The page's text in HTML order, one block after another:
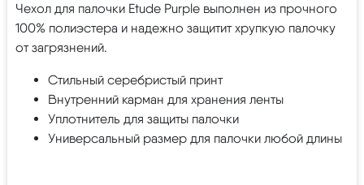
Чехол для палочки Etude Purple выполнен из прочного
100% полиэстера и надежно защитит хрупкую палочку
от загрязнений.
Стильный серебристый принт
Внутренний карман для хранения ленты
Уплотнитель для защиты палочки
Универсальный размер для палочки любой длины